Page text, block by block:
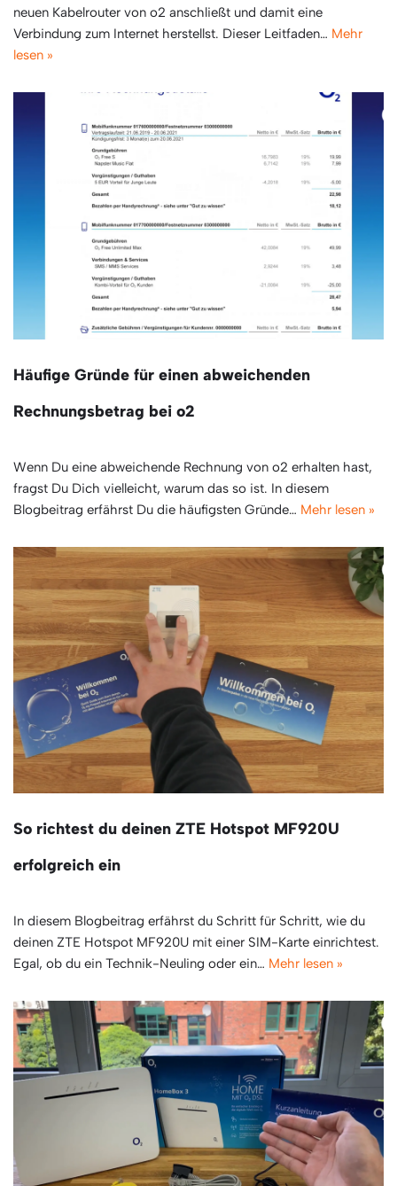
neuen Kabelrouter von o2 anschließt und damit eine
Verbindung zum Internet herstellst. Dieser Leitfaden… Mehr
lesen »
Häufige Gründe für einen abweichenden
Rechnungsbetrag bei o2
Wenn Du eine abweichende Rechnung von o2 erhalten hast,
fragst Du Dich vielleicht, warum das so ist. In diesem
Blogbeitrag erfährst Du die häufigsten Gründe… Mehr lesen »
So richtest du deinen ZTE Hotspot MF920U
erfolgreich ein
In diesem Blogbeitrag erfährst du Schritt für Schritt, wie du
deinen ZTE Hotspot MF920U mit einer SIM-Karte einrichtest.
Egal, ob du ein Technik-Neuling oder ein… Mehr lesen »